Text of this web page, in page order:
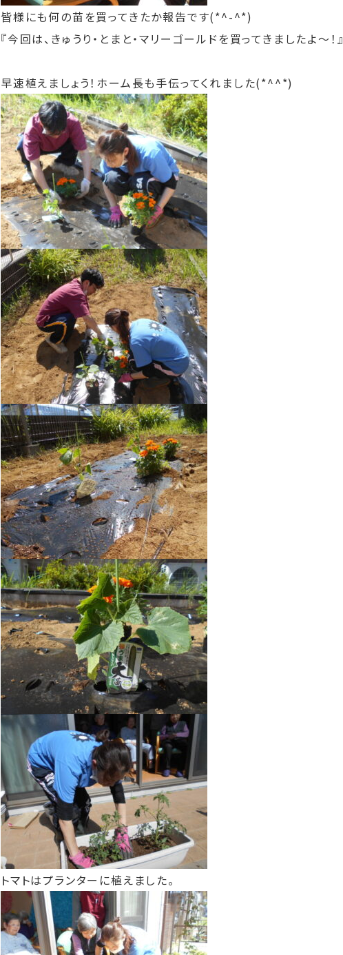
皆様にも何の苗を買ってきたか報告です(*^-^*)
『今回は、きゅうり・とまと・マリーゴールドを買ってきましたよ～！』
早速植えましょう！ホーム長も手伝ってくれました(*^^*)
トマトはプランターに植えました。